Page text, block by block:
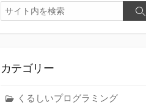
検
索
検
カテゴリー
くるしいプログラミング